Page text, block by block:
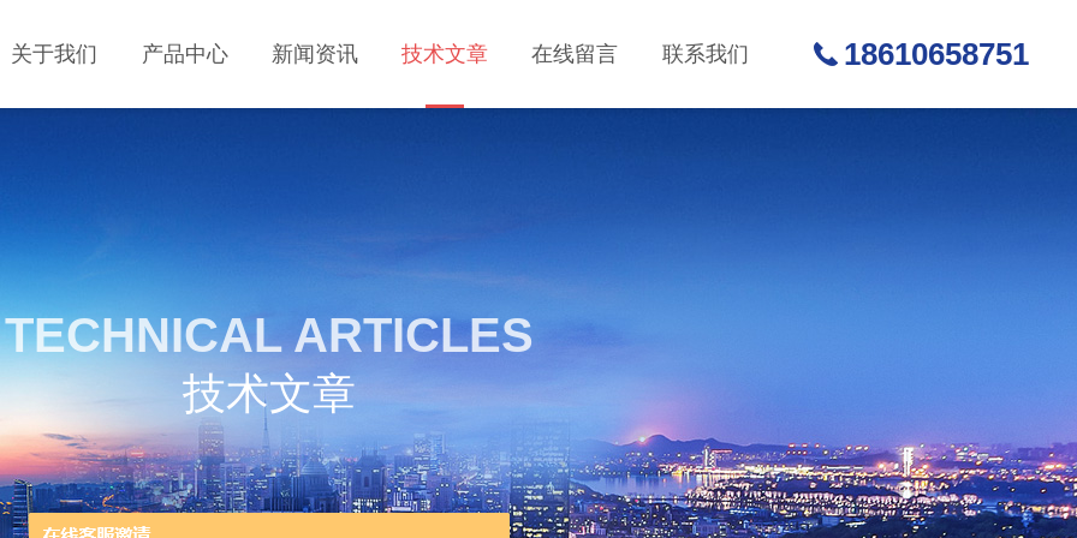
关于我们 产品中心 新闻资讯 技术文章 在线留言 联系我们 18610658751
TECHNICAL ARTICLES
技术文章